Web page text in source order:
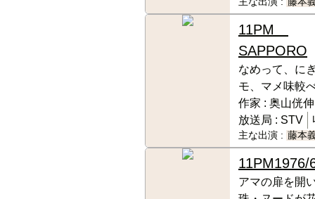
11PM
SAPPORO
なめって、に
モ、マメ味較
作家 : 奥山侊伸
放送局 : STV
主な出演 : 藤本
11PM1976/
アマの扉を開